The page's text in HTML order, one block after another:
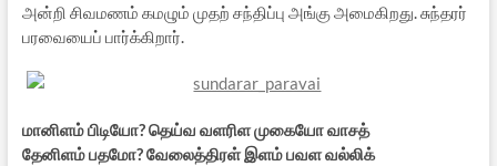
அன்றி சிவமணம் கமழும் முதற் சந்திப்பு அங்கு அமைகிறது. சுந்தரர்
பரவையைப் பார்க்கிறார்.
மானிளம் பிடியோ? தெய்வ வளரிள முகையோ வாசத்
தேனிளம் பதமோ? வேலைத்திரள் இளம் பவள வல்லிக்